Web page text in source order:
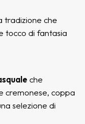
tradizione che
tocco di fantasia
che
cremonese, coppa
selezione di